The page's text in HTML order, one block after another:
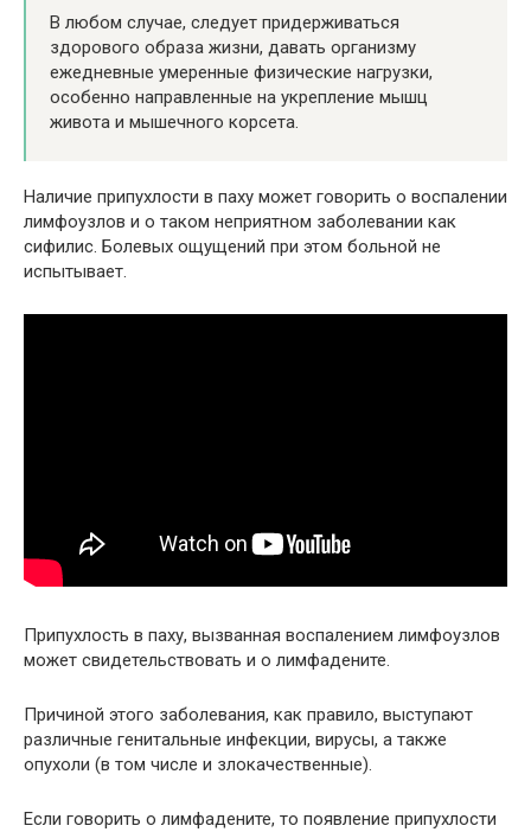
В любом случае, следует придерживаться
здорового образа жизни, давать организму
ежедневные умеренные физические нагрузки,
особенно направленные на укрепление мышц
живота и мышечного корсета.
Наличие припухлости в паху может говорить о воспалении
лимфоузлов и о таком неприятном заболевании как
сифилис. Болевых ощущений при этом больной не
испытывает.
Припухлость в паху, вызванная воспалением лимфоузлов
может свидетельствовать и о лимфадените.
Причиной этого заболевания, как правило, выступают
различные генитальные инфекции, вирусы, а также
опухоли (в том числе и злокачественные).
Если говорить о лимфадените, то появление припухлости